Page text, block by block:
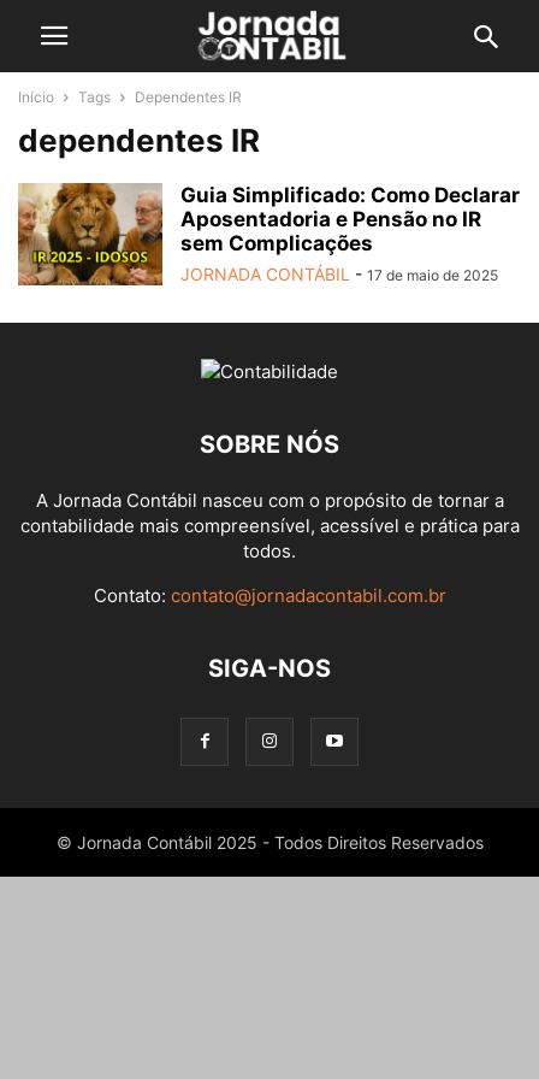
Início Tags Dependentes IR
dependentes IR
Guia Simplificado: Como Declarar
Aposentadoria e Pensão no IR
sem Complicações
JORNADA CONTÁBIL - 17 de maio de 2025
SOBRE NÓS
A Jornada Contábil nasceu com o propósito de tornar a
contabilidade mais compreensível, acessível e prática para
todos.
Contato: contato@jornadacontabil.com.br
SIGA-NOS
© Jornada Contábil 2025 - Todos Direitos Reservados